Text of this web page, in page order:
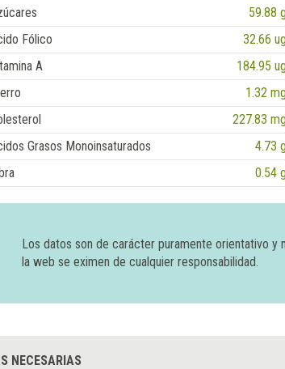
59.88 g
Fólico
32.66 ug
A
184.95 ug
1.32 mg
227.83 mg
Grasos Monoinsaturados
4.73 g
0.54 g
Los datos son de carácter puramente orientativo y
la web se eximen de cualquier responsabilidad.
NECESARIAS